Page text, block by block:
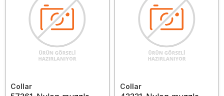
Collar Collar